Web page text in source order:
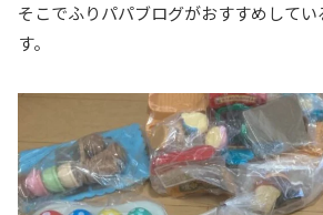
そこでふりパパブログがおすすめしてい
す。